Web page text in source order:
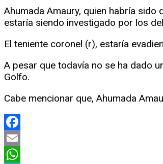
Ahumada Amaury, quien habría
estaría siendo investigado por los
El teniente coronel (r), estaría
A pesar que todavía no se ha dado
Golfo.
Cabe mencionar que, Ahumada
Facebook
Email